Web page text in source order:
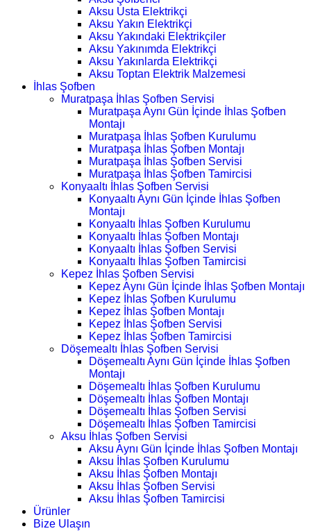
Aksu Usta Elektrikçi
Aksu Yakın Elektrikçi
Aksu Yakındaki Elektrikçiler
Aksu Yakınımda Elektrikçi
Aksu Yakınlarda Elektrikçi
Aksu Toptan Elektrik Malzemesi
İhlas Şofben
Muratpaşa İhlas Şofben Servisi
Muratpaşa Aynı Gün İçinde İhlas Şofben
Montajı
Muratpaşa İhlas Şofben Kurulumu
Muratpaşa İhlas Şofben Montajı
Muratpaşa İhlas Şofben Servisi
Muratpaşa İhlas Şofben Tamircisi
Konyaaltı İhlas Şofben Servisi
Konyaaltı Aynı Gün İçinde İhlas Şofben
Montajı
Konyaaltı İhlas Şofben Kurulumu
Konyaaltı İhlas Şofben Montajı
Konyaaltı İhlas Şofben Servisi
Konyaaltı İhlas Şofben Tamircisi
Kepez İhlas Şofben Servisi
Kepez Aynı Gün İçinde İhlas Şofben Montajı
Kepez İhlas Şofben Kurulumu
Kepez İhlas Şofben Montajı
Kepez İhlas Şofben Servisi
Kepez İhlas Şofben Tamircisi
Döşemealtı İhlas Şofben Servisi
Döşemealtı Aynı Gün İçinde İhlas Şofben
Montajı
Döşemealtı İhlas Şofben Kurulumu
Döşemealtı İhlas Şofben Montajı
Döşemealtı İhlas Şofben Servisi
Döşemealtı İhlas Şofben Tamircisi
Aksu İhlas Şofben Servisi
Aksu Aynı Gün İçinde İhlas Şofben Montajı
Aksu İhlas Şofben Kurulumu
Aksu İhlas Şofben Montajı
Aksu İhlas Şofben Servisi
Aksu İhlas Şofben Tamircisi
Ürünler
Bize Ulaşın